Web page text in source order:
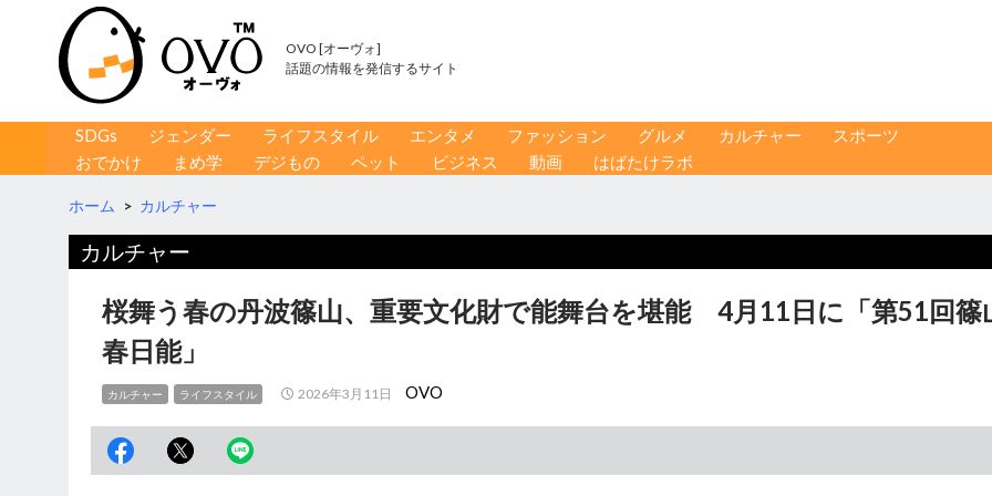
OVO [オーヴォ]
話題の情報を発信するサイト
コンテンツへ移動
SDGs ジェンダー ライフスタイル エンタメ ファッション グルメ カルチャー
スポーツ
おでかけ
まめ学 デジもの ペット ビジネス 動画 はばたけラボ
ホーム > カルチャー
カルチャー
桜舞う春の丹波篠山、重要文化財で能舞台を堪能 4月11日に「第51回篠
春日能」
カルチャー ライフスタイル 2026年3月11日 OVO